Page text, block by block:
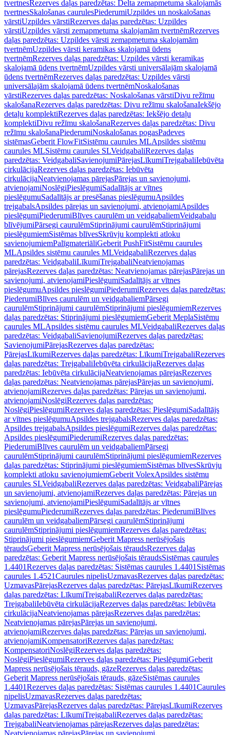
tvertnesRezerves daļas paredzētas: Delta zemapmetuma skalojamās
tvertnesSkalošanas caurulesPiederumiUzpildes un noskalošanas
vārstiUzpildes vārstiRezerves daļas paredzētas: Uzpildes
vārstiUzpildes vārsti zemapmetuma skalojamām tvertnēmRezerves
daļas paredzētas: Uzpildes vārsti zemapmetuma skalojamām
tvertnēmUzpildes vārsti keramikas skalojamā ūdens
tvertnēmRezerves daļas paredzētas: Uzpildes vārsti keramikas
skalojamā ūdens tvertnēmUzpildes vārsti universālajām skalojamā
ūdens tvertnēmRezerves daļas paredzētas: Uzpildes vārsti
universālajām skalojamā ūdens tvertnēmNoskalošanas
vārstiRezerves daļas paredzētas: Noskalošanas vārstiDivu režīmu
skalošanaRezerves daļas paredzētas: Divu režīmu skalošanaIekšējo
detaļu komplektiRezerves daļas paredzētas: Iekšējo detaļu
komplektiDivu režīmu skalošanaRezerves daļas paredzētas: Divu
režīmu skalošanaPiederumiNoskalošanas pogasPadeves
sistēmasGeberit FlowFitSistēmu caurules MLApsildes sistēmu
caurules MLSistēmu caurules SLVeidgabaliRezerves daļas
paredzētas: VeidgabaliSavienojumiPārejasLīkumiTrejgabaliIebūvēta
cirkulācijaRezerves daļas paredzētas: Iebūvēta
cirkulācijaNeatvienojamas pārejasPārejas un savienojumi,
atvienojamiNoslēgiPieslēgumiSadalītājs ar vītnes
pieslēgumuSadalītājs ar presēšanas pieslēgumuApsildes
trejgabalsApsildes pārejas un savienojumi, atvienojamiApsildes
pieslēgumiPiederumiBlīves caurulēm un veidgabaliemVeidgabalu
blīvējumiPārsegi caurulēmStiprinājumi caurulēmStiprinājumi
pieslēgumiemSistēmas blīvesSkrūvju komplekti atloku
savienojumiemPalīgmateriāliGeberit PushFitSistēmu caurules
MLApsildes sistēmu caurules MLVeidgabaliRezerves daļas
paredzētas: VeidgabaliLīkumiTrejgabaliNeatvienojamas
pārejasRezerves daļas paredzētas: Neatvienojamas pārejasPārejas un
savienojumi, atvienojamiPieslēgumiSadalītājs ar vītnes
pieslēgumuApsildes pieslēgumiPiederumiRezerves daļas paredzētas:
PiederumiBlīves caurulēm un veidgabaliemPārsegi
caurulēmStiprinājumi caurulēmStiprinājumi pieslēgumiemRezerves
daļas paredzētas: Stiprinājumi pieslēgumiemGeberit MeplaSistēmu
caurules MLApsildes sistēmu caurules MLVeidgabaliRezerves daļas
paredzētas: VeidgabaliSavienojumiRezerves daļas paredzētas:
SavienojumiPārejasRezerves daļas paredzētas:
PārejasLīkumiRezerves daļas paredzētas: LīkumiTrejgabaliRezerves
daļas paredzētas: TrejgabaliIebūvēta cirkulācijaRezerves daļas
paredzētas: Iebūvēta cirkulācijaNeatvienojamas pārejasRezerves
daļas paredzētas: Neatvienojamas pārejasPārejas un savienojumi,
atvienojamiRezerves daļas paredzētas: Pārejas un savienojumi,
atvienojamiNoslēgiRezerves daļas paredzētas:
NoslēgiPieslēgumiRezerves daļas paredzētas: PieslēgumiSadalītājs
ar vītnes pieslēgumuApsildes trejgabalsRezerves daļas paredzētas:
Apsildes trejgabalsApsildes pieslēgumiRezerves daļas paredzētas:
Apsildes pieslēgumiPiederumiRezerves daļas paredzētas:
PiederumiBlīves caurulēm un veidgabaliemPārsegi
caurulēmStiprinājumi caurulēmStiprinājumi pieslēgumiemRezerves
daļas paredzētas: Stiprinājumi pieslēgumiemSistēmas blīvesSkrūvju
komplekti atloku savienojumiemGeberit VolexApsildes sistēmu
caurules SLVeidgabaliRezerves daļas paredzētas: VeidgabaliPārejas
un savienojumi, atvienojamiRezerves daļas paredzētas: Pārejas un
savienojumi, atvienojamiPieslēgumiSadalītājs ar vītnes
pieslēgumuPiederumiRezerves daļas paredzētas: PiederumiBlīves
caurulēm un veidgabaliemPārsegi caurulēmStiprinājumi
caurulēmStiprinājumi pieslēgumiemRezerves daļas paredzētas:
Stiprinājumi pieslēgumiemGeberit Mapress nerūsējošais
tēraudsGeberit Mapress nerūsējošais tēraudsRezerves daļas
paredzētas: Geberit Mapress nerūsējošais tēraudsSistēmas caurules
1.4401Rezerves daļas paredzētas: Sistēmas caurules 1.4401 Sistēmas
caurules 1.4521Caurules nipelisUzmavasRezerves daļas paredzētas:
UzmavasPārejasRezerves daļas paredzētas: PārejasLīkumiRezerves
daļas paredzētas: LīkumiTrejgabaliRezerves daļas paredzētas:
TrejgabaliIebūvēta cirkulācijaRezerves daļas paredzētas: Iebūvēta
cirkulācijaNeatvienojamas pārejasRezerves daļas paredzētas:
Neatvienojamas pārejasPārejas un savienojumi,
atvienojamiRezerves daļas paredzētas: Pārejas un savienojumi,
atvienojamiKompensatoriRezerves daļas paredzētas:
KompensatoriNoslēgiRezerves daļas paredzētas:
NoslēgiPieslēgumiRezerves daļas paredzētas: PieslēgumiGeberit
Mapress nerūsējošais tērauds, gāzeRezerves daļas paredzētas:
Geberit Mapress nerūsējošais tērauds, gāzeSistēmas caurules
1.4401Rezerves daļas paredzētas: Sistēmas caurules 1.4401Caurules
nipelisUzmavasRezerves daļas paredzētas:
UzmavasPārejasRezerves daļas paredzētas: PārejasLīkumiRezerves
daļas paredzētas: LīkumiTrejgabaliRezerves daļas paredzētas:
TrejgabaliNeatvienojamas pārejasRezerves daļas paredzētas:
Neatvienojamas pārejasPārejas un savienojumi,